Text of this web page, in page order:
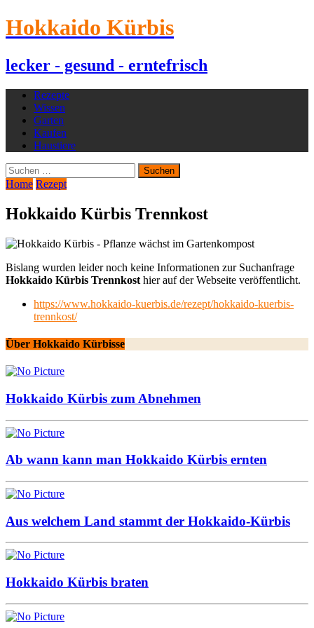
Hokkaido Kürbis
lecker - gesund - erntefrisch
Rezepte
Wissen
Garten
Kaufen
Haustiere
Suchen
nach:
Home Rezept
Hokkaido Kürbis Trennkost
Bislang wurden leider noch keine Informationen zur Suchanfrage
Hokkaido Kürbis Trennkost hier auf der Webseite veröffentlicht.
https://www.hokkaido-kuerbis.de/rezept/hokkaido-kuerbis-
trennkost/
Über Hokkaido Kürbisse
Hokkaido Kürbis zum Abnehmen
Ab wann kann man Hokkaido Kürbis ernten
Aus welchem Land stammt der Hokkaido-Kürbis
Hokkaido Kürbis braten